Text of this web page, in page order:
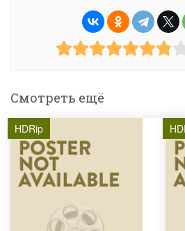
Смотреть ещё
HDRip